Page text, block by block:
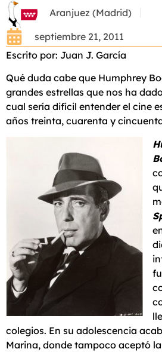
Aranjuez (Madrid)
septiembre 21, 2011
Escrito por: Juan J. García
Qué duda cabe que Humphrey
grandes estrellas que nos ha
cual sería difícil entender el cine
años treinta, cuarenta y
colegios. En su adolescencia
Marina, donde tampoco aceptó